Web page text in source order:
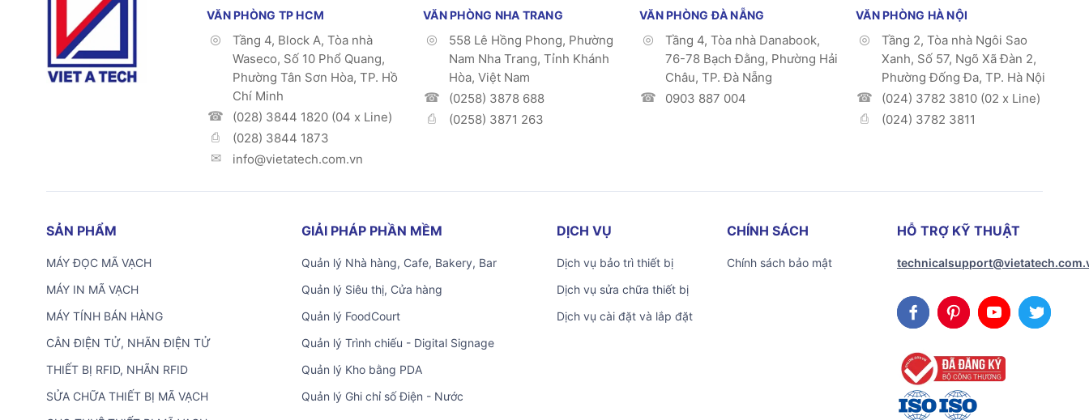
VĂN PHÒNG TP HCM
Tầng 4, Block A, Tòa nhà
Waseco, Số 10 Phổ Quang,
Phường Tân Sơn Hòa, TP. Hồ
Chí Minh
(028) 3844 1820 (04 x Line)
(028) 3844 1873
info@vietatech.com.vn
VĂN PHÒNG NHA TRANG
558 Lê Hồng Phong, Phường
Nam Nha Trang, Tỉnh Khánh
Hòa, Việt Nam
(0258) 3878 688
(0258) 3871 263
VĂN PHÒNG ĐÀ NẴNG
Tầng 4, Tòa nhà Danabook,
76-78 Bạch Đằng, Phường Hải
Châu, TP. Đà Nẵng
0903 887 004
VĂN PHÒNG HÀ NỘI
Tầng 2, Tòa nhà Ngôi Sao
Xanh, Số 57, Ngõ Xã Đàn 2,
Phường Đống Đa, TP. Hà Nội
(024) 3782 3810 (02 x Line)
(024) 3782 3811
SẢN PHẨM
MÁY ĐỌC MÃ VẠCH
MÁY IN MÃ VẠCH
MÁY TÍNH BÁN HÀNG
CÂN ĐIỆN TỬ, NHÃN ĐIỆN TỬ
THIẾT BỊ RFID, NHÃN RFID
SỬA CHỮA THIẾT BỊ MÃ VẠCH
GIẢI PHÁP PHẦN MỀM
Quản lý Nhà hàng, Cafe, Bakery, Bar
Quản lý Siêu thị, Cửa hàng
Quản lý FoodCourt
Quản lý Trình chiếu - Digital Signage
Quản lý Kho bằng PDA
Quản lý Ghi chỉ số Điện - Nước
DỊCH VỤ
Dịch vụ bảo trì thiết bị
Dịch vụ sửa chữa thiết bị
Dịch vụ cài đặt và lắp đặt
CHÍNH SÁCH
Chính sách bảo mật
HỖ TRỢ KỸ THUẬT